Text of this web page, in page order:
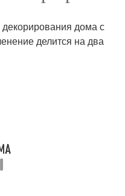
дома с
делится на два